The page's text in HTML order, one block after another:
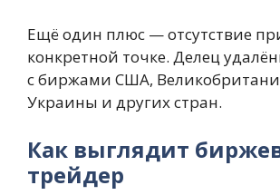
Ещё один плюс — отсутствие
конкретной точке. Делец
с биржами США,
Украины и других стран.
Как выглядит
трейдер